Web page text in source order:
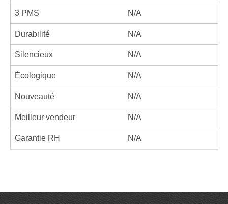
3 PMS N/A
Durabilité N/A
Silencieux N/A
Écologique N/A
Nouveauté N/A
Meilleur vendeur N/A
Garantie RH N/A